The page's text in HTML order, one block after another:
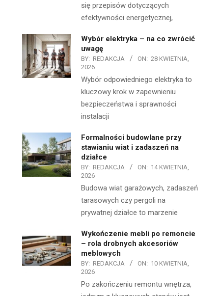
się przepisów dotyczących
efektywności energetycznej,
Wybór elektryka – na co zwrócić
uwagę
BY: REDAKCJA ON: 28 KWIETNIA,
2026
Wybór odpowiedniego elektryka to
kluczowy krok w zapewnieniu
bezpieczeństwa i sprawności
instalacji
Formalności budowlane przy
stawianiu wiat i zadaszeń na
działce
BY: REDAKCJA ON: 14 KWIETNIA,
2026
Budowa wiat garażowych, zadaszeń
tarasowych czy pergoli na
prywatnej działce to marzenie
Wykończenie mebli po remoncie
– rola drobnych akcesoriów
meblowych
BY: REDAKCJA ON: 10 KWIETNIA,
2026
Po zakończeniu remontu wnętrza,